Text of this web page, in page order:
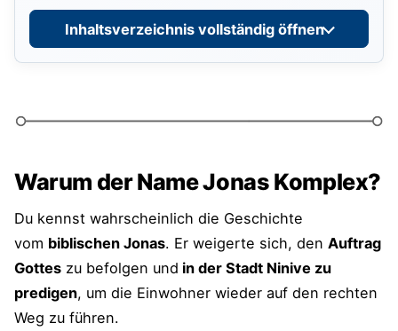
mögliche Nachteile
Umfrage zur Selbsteinschätzung
Möglichkeiten, mehr Größe zuzulassen
Erweitere die Komfortzone
Baue dein Selbstwertgefühl auf
Entwickle einen Lebensplan
Kenne die eigenen Ziele und Werte
Inhaltsverzeichnis vollständig öffnen
Warum der Name Jonas Komplex?
Du kennst wahrscheinlich die Geschichte
vom biblischen Jonas. Er weigerte sich, den Auftrag
Gottes zu befolgen und in der Stadt Ninive zu
predigen, um die Einwohner wieder auf den rechten
Weg zu führen.